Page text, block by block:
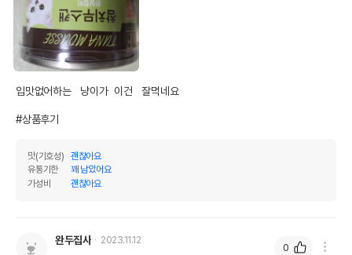
입맛없어하는   냥이가  이건   잘먹네요
#상품후기
맛(기호성)
괜찮아요
유통기한
꽤 남았어요
가성비
괜찮아요
완두집사 2023.11.12
0